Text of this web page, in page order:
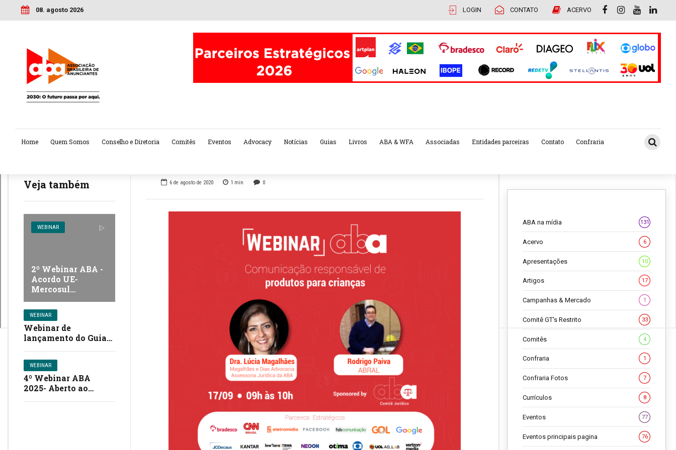
08. agosto 2026 LOGIN CONTATO ACERVO
Home Quem Somos Conselho e Diretoria Comitês Eventos Advocacy Notícias Guias Livros ABA & WFA Associadas Entidades parceiras Contato Confraria
Veja também
WEBINAR
2º Webinar ABA -
Acordo UE-
Mercosul…
WEBINAR
Webinar de
lançamento do Guia
Uso de Dados e IA…
WEBINAR
4º Webinar ABA
2025- Aberto ao
6 de agosto de 2020 1 min 0
ABA na mídia 131
Acervo 6
Apresentações 10
Artigos 17
Campanhas & Mercado 1
Comitê GT's Restrito 33
Comitês 4
Confraria 1
Confraria Fotos 7
Currículos 8
Eventos 77
Eventos principais pagina 76